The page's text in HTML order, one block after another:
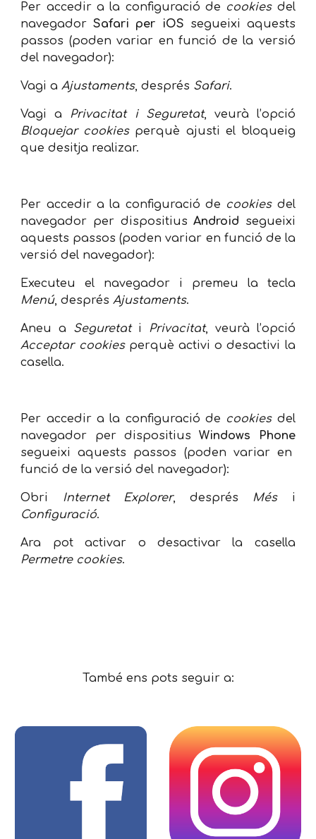
Per accedir a la configuració de cookiesdel
navegadorSafari per iOS segueixi aquests
passos (poden variar en funció de la versió
del navegador):
Vagi aAjustaments, després Safari.
Vagi a Privacitat i Seguretat, veurà l’opció
Bloquejar cookiesperquè ajusti el bloqueig
que desitja realizar.
Per accedir a la configuració de cookiesdel
navegador per dispositiusAndroid segueixi
aquests passos (poden variar en funció de la
versió del navegador):
Executeu el navegador i premeu la tecla
Menú, desprésAjustaments.
Aneu a Seguretati Privacitat, veurà l’opció
Acceptar cookiesperquè activi o desactivi la
casella.
Per accedir a la configuració de cookiesdel
navegador per dispositiusWindows Phone
segueixi aquests passos (poden variar en
funció de la versió del navegador):
Obri Internet Explorer, després Mési
Configuració.
Ara pot activar o desactivar la casella
Permetre cookies.
També ens pots seguir a: